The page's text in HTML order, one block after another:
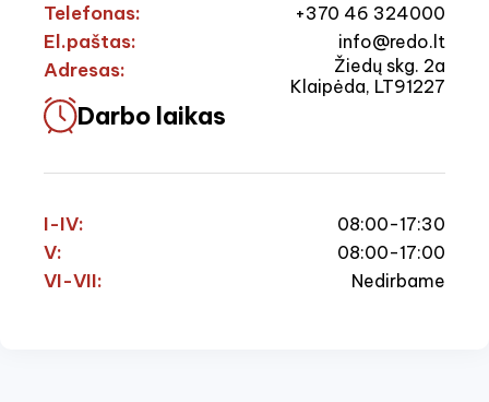
Telefonas: +370 46 324000
El.paštas: info@redo.lt
Adresas:
Žiedų skg. 2a
Klaipėda, LT91227
Darbo laikas
I-IV: 08:00-17:30
V: 08:00-17:00
VI-VII: Nedirbame